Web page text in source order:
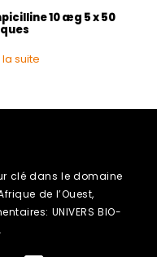
10 æg 5 x 50
la suite
clé dans le domaine
de l’Ouest,
UNIVERS BIO-